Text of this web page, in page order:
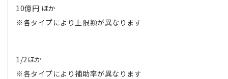
10億円 ほか
※各タイプにより上限額が異なります
1/2ほか
※各タイプにより補助率が異なります